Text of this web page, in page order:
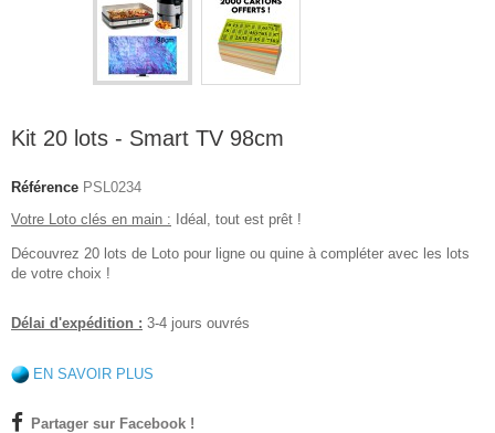
Kit 20 lots - Smart TV 98cm
Référence PSL0234
Votre Loto clés en main : Idéal, tout est prêt !
Découvrez 20 lots de Loto pour ligne ou quine à compléter avec les lots
de votre choix !
Délai d'expédition : 3-4 jours ouvrés
EN SAVOIR PLUS
Partager sur Facebook !